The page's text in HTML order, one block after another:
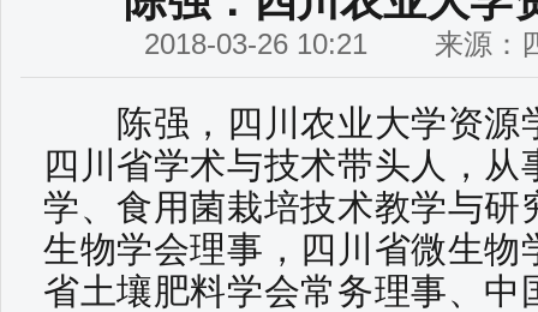
2018-03-26 10:21 来源：
陈强，四川农业大学资源
四川省学术与技术带头人，从
学、食用菌栽培技术教学与研
生物学会理事，四川省微生物
省土壤肥料学会常务理事、中